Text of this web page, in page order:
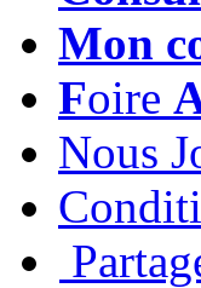
Mon
Foire
Nous